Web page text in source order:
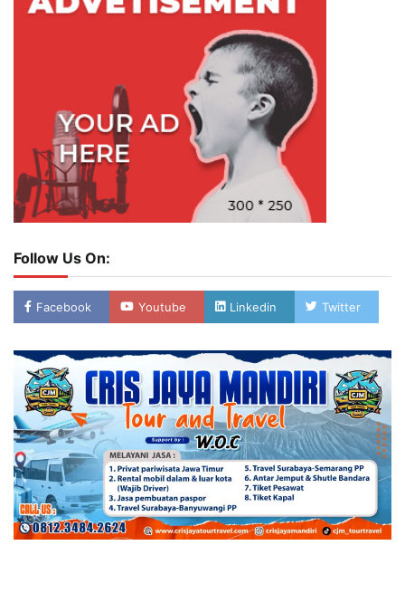
Follow Us On:
Facebook Youtube Linkedin Twitter